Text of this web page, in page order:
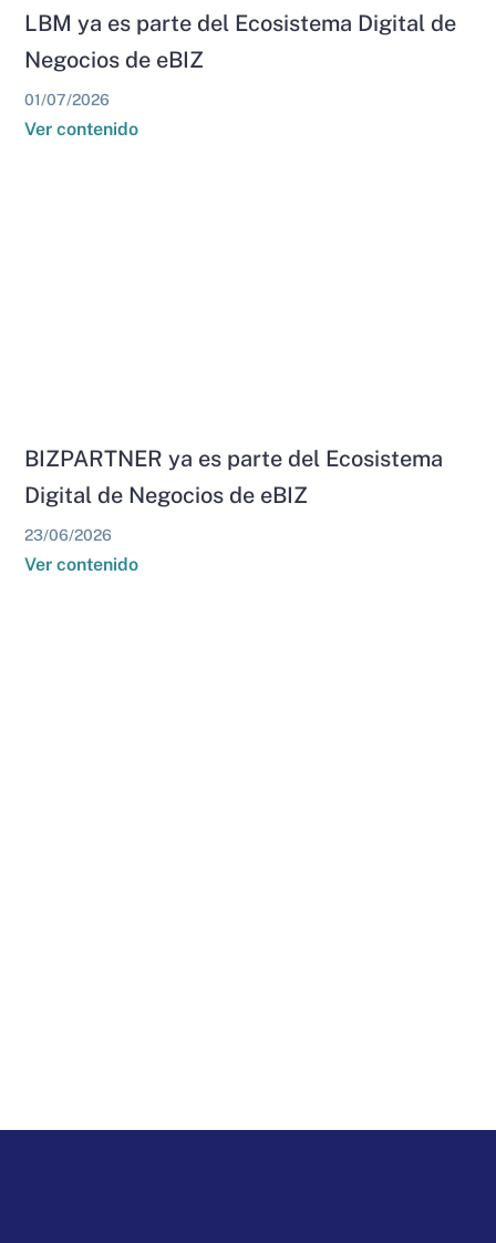
LBM ya es parte del Ecosistema Digital de
Negocios de eBIZ
01/07/2026
Ver contenido
BIZPARTNER ya es parte del Ecosistema
Digital de Negocios de eBIZ
23/06/2026
Ver contenido